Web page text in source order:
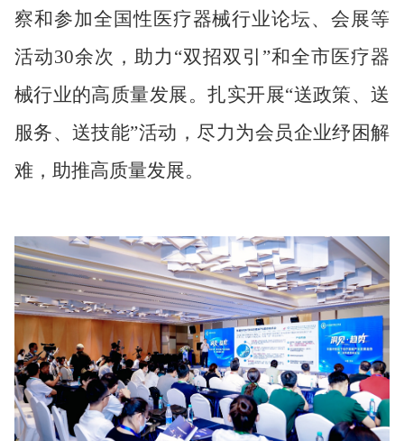
察和参加全国性医疗器械行业论坛、会展等
活动30余次，助力 “双招双引 ”和全市医疗器
械行业的高质量发展。扎实开展“送政策、送
服务、送技能”活动，尽力为会员企业纾困解
难，助推高质量发展。